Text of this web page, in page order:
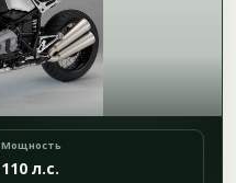
Мощность
110 л.с.